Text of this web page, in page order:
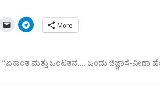
More
ಮತ್ತು ಒಂಟಿತನ…. ಒಂದು ಜಿಜ್ಞಾಸೆ-